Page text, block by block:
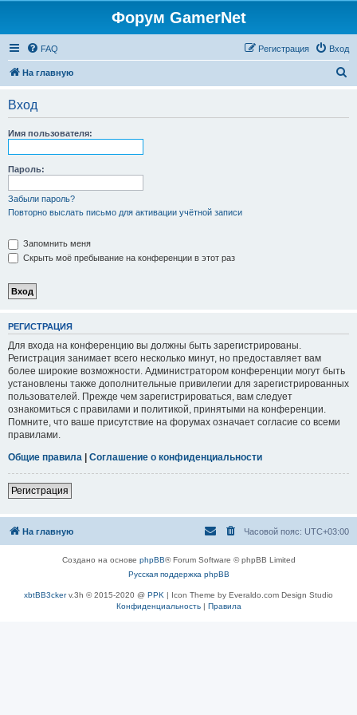
Форум GamerNet
FAQ Вход
Регистрация
На главную
Вход
Имя пользователя:
Пароль:
Забыли пароль?
Повторно выслать письмо для активации учётной записи
Запомнить меня
Скрыть моё пребывание на конференции в этот раз
РЕГИСТРАЦИЯ
Для входа на конференцию вы должны быть зарегистрированы.
Регистрация занимает всего несколько минут, но предоставляет вам
более широкие возможности. Администратором конференции могут быть
установлены также дополнительные привилегии для зарегистрированных
пользователей. Прежде чем зарегистрироваться, вам следует
ознакомиться с правилами и политикой, принятыми на конференции.
Помните, что ваше присутствие на форумах означает согласие со всеми
правилами.
Общие правила | Соглашение о конфиденциальности
Регистрация
На главную Часовой пояс: UTC+03:00
Создано на основе phpBB® Forum Software © phpBB Limited
Русская поддержка phpBB
xbtBB3ckerv.3h © 2015-2020 @ PPK | Icon Theme by Everaldo.com Design Studio
Конфиденциальность| Правила